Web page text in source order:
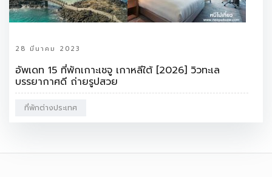
28 มีนาคม 2023
อัพเดท 15 ที่พักเกาะเชจู เกาหลีใต้ [2026] วิวทะเล
บรรยากาศดี ถ่ายรูปสวย
ที่พักต่างประเทศ